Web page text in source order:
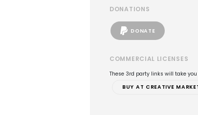
DONATIONS
DONATE
COMMERCIAL LICENSES
These 3rd party links will take
BUY AT CREATIVE